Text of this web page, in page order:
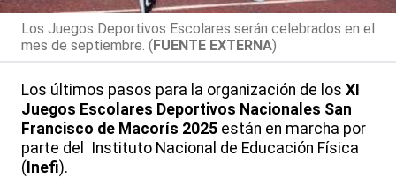
Los Juegos Deportivos Escolares serán celebrados en el
mes de septiembre. (FUENTE EXTERNA)
Los últimos pasos para la organización de los XI
Juegos Escolares Deportivos Nacionales San
Francisco de Macorís 2025 están en marcha por
parte del Instituto Nacional de Educación Física
( Inefi).